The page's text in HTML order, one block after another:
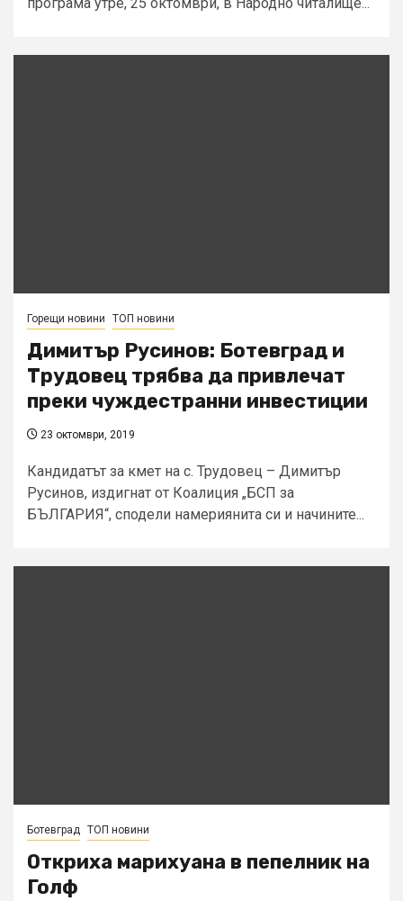
Горещи новини ТОП новини
Димитър Русинов: Ботевград и
Трудовец трябва да привлечат
преки чуждестранни инвестиции
23 октомври, 2019
Кандидатът за кмет на с. Трудовец – Димитър
Русинов, издигнат от Коалиция „БСП за
БЪЛГАРИЯ“, сподели намериянита си и начините...
Ботевград ТОП новини
Откриха марихуана в пепелник на
Голф